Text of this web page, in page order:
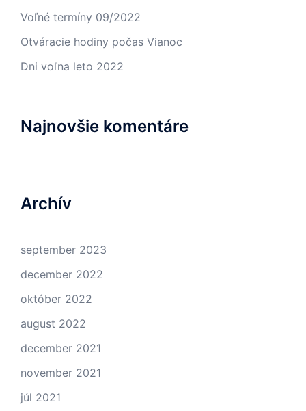
Voľné termíny 09/2022
Otváracie hodiny počas Vianoc
Dni voľna leto 2022
Najnovšie komentáre
Archív
september 2023
december 2022
október 2022
august 2022
december 2021
november 2021
júl 2021